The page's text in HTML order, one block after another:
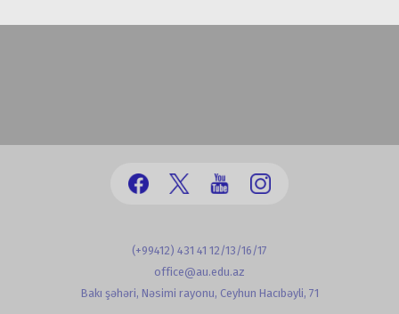
(+99412) 431 41 12/13/16/17
office@au.edu.az
Bakı şəhəri, Nəsimi rayonu, Ceyhun Hacıbəyli, 71